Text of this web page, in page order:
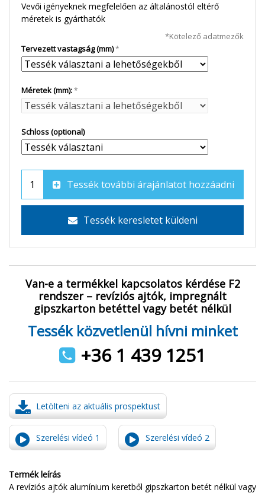
Vevői igényeknek megfelelően az általánostól eltérő
méretek is gyárthatók
*Kötelező adatmezők
Tervezett vastagság (mm)
Méretek (mm):
Schloss (optional)
Tessék további árajánlatot hozzáadni
Tessék keresletet küldeni
Van-e a termékkel kapcsolatos kérdése F2
rendszer – revíziós ajtók, impregnált
gipszkarton betéttel vagy betét nélkül
Tessék közvetlenül hívni minket
+36 1 439 1251
Letölteni az aktuális prospektust
Szerelési vídeó 1 Szerelési vídeó 2
Termék leírás
A revíziós ajtók alumínium keretből gipszkarton betét nélkül vagy